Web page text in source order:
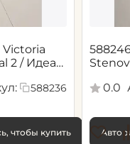
Victoria
2 / Идеал
588236
чтобы купить
0.0